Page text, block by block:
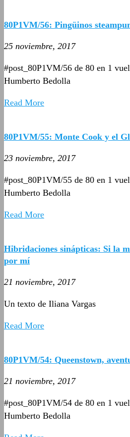
80P1VM/56: Pingüinos
25 noviembre, 2017
#post_80P1VM/56 de 80 en 1
Humberto Bedolla
Read More
80P1VM/55: Monte Cook y el
23 noviembre, 2017
#post_80P1VM/55 de 80 en 1
Humberto Bedolla
Read More
Hibridaciones sinápticas: Si la
por mí
21 noviembre, 2017
Un texto de Iliana Vargas
Read More
80P1VM/54: Queenstown,
21 noviembre, 2017
#post_80P1VM/54 de 80 en 1
Humberto Bedolla